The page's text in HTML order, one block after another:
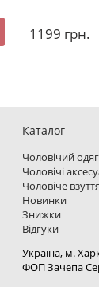
1199 грн.
Каталог
Чоловічий одяг
Чоловічі
Чоловіче взуття
Новинки
Знижки
Відгуки
Україна, м.
ФОП Зачепа